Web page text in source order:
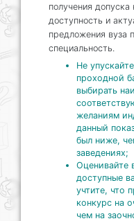
получения допуска
доступность и
предложения вуза
специальность.
Не
проходной
выбирать
желаниям
данный
был ниже,
заведениях;
Оценивайте
доступные
учтите, что
конкурс на
чем на